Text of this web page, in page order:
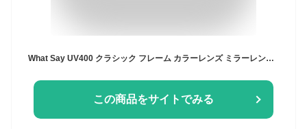
What Say UV400 クラシック フレーム カラーレンズ ミラーレンズ サングラス クリアレンズ 伊達眼鏡 メンズ レディース ケース
この商品をサイトでみる